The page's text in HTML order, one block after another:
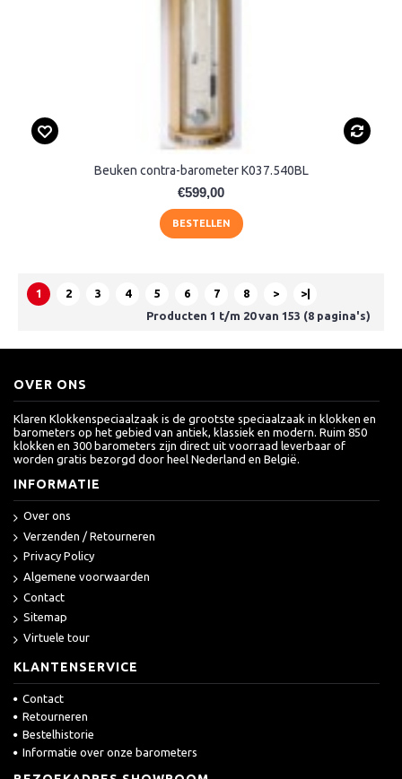
Beuken contra-barometer K037.540BL
€599,00
BESTELLEN
1 2 3 4 5 6 7 8 >
>|
Producten 1 t/m 20 van 153 (8 pagina's)
OVER ONS
Klaren Klokkenspeciaalzaak is de grootste speciaalzaak in klokken en
barometers op het gebied van antiek, klassiek en modern. Ruim 850
klokken en 300 barometers zijn direct uit voorraad leverbaar of
worden gratis bezorgd door heel Nederland en België.
INFORMATIE
Over ons
Verzenden / Retourneren
Privacy Policy
Algemene voorwaarden
Contact
Sitemap
Virtuele tour
KLANTENSERVICE
Contact
Retourneren
Bestelhistorie
Informatie over onze barometers